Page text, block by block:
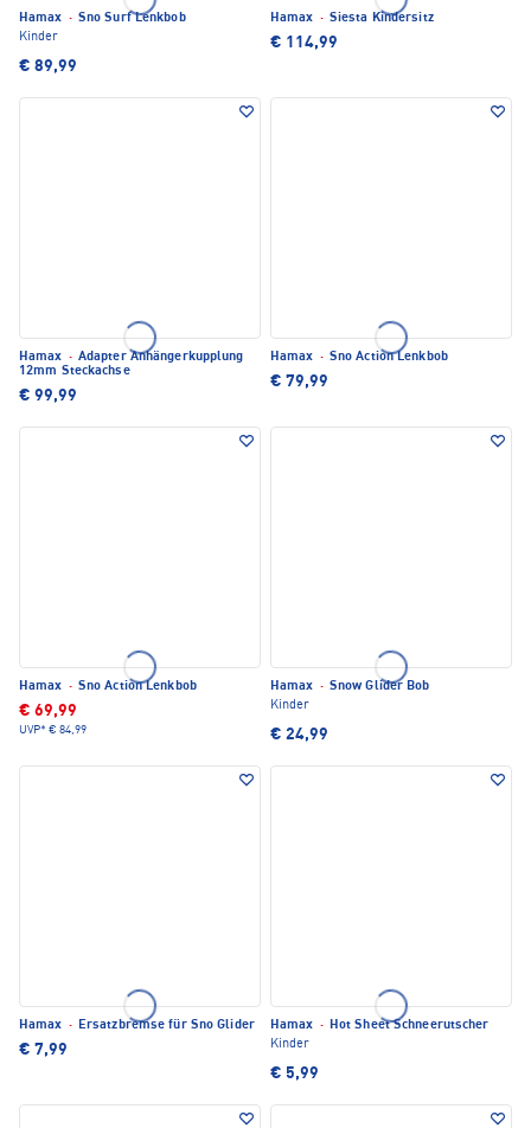
Hamax · Sno Surf Lenkbob
Kinder
€ 89,99
Hamax · Siesta Kindersitz
€ 114,99
Hamax · Adapter Anhängerkupplung
12mm Steckachse
€ 99,99
Hamax · Sno Action Lenkbob
€ 79,99
Hamax · Sno Action Lenkbob
€ 69,99
UVP* € 84,99
Hamax · Snow Glider Bob
Kinder
€ 24,99
Hamax · Ersatzbremse für Sno Glider
€ 7,99
Hamax · Hot Sheet Schneerutscher
Kinder
€ 5,99